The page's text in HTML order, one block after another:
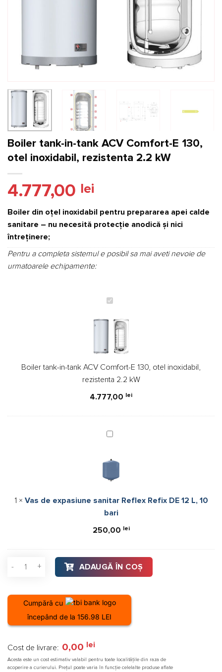
Boiler tank-in-tank ACV Comfort-E 130,
otel inoxidabil, rezistenta 2.2 kW
4.777,00 lei
Boiler din oţel inoxidabil pentru prepararea apei calde
sanitare – nu necesită protecţie anodică şi nici
întreţinere;
Pentru a completa sistemul e posibil sa mai aveti nevoie de
urmatoarele echipamente:
Boiler
in-
tank
ACV
E
130,
rezistenta
kW
Boiler tank-in-tank ACV Comfort-E 130, otel inoxidabil,
rezistenta 2.2 kW
4.777,00 lei
Vas
Reflex
DE
12
bari
1 × Vas de expasiune sanitar Reflex Refix DE 12 L, 10
bari
250,00 lei
Cantitate Boiler tank-in-tank ACV Comfort-E 130, otel
ADAUGĂ ÎN COȘ
Cumpără cu
începând de la 156.98 LEI
Cost de livrare: 0,00 lei
Acesta este un cost estimativ valabil pentru toate localitățile din raza de
acoperire a curierului. Prețul poate varia în funcție celelalte produse aflate